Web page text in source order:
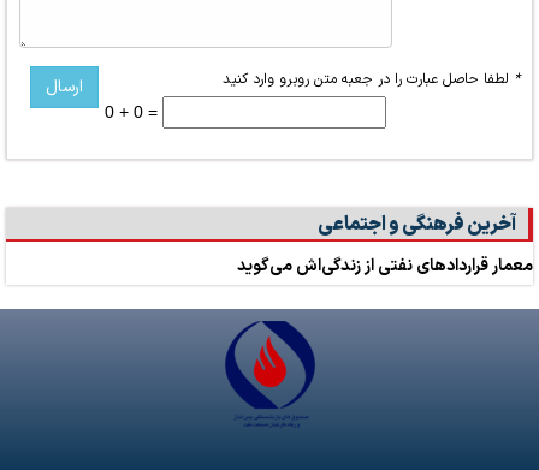
* لطفا حاصل عبارت را در جعبه متن روبرو وارد کنید
0 + 0 =
آخرین فرهنگی و اجتماعی
معمار قراردادهای نفتی از زندگی‌اش می‌گوید